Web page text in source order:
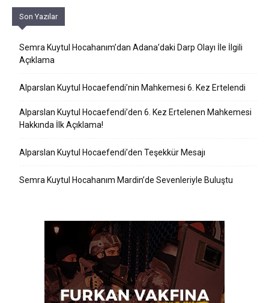
Son Yazılar
Semra Kuytul Hocahanım’dan Adana’daki Darp Olayı İle İlgili
Açıklama
Alparslan Kuytul Hocaefendi’nin Mahkemesi 6. Kez Ertelendi
Alparslan Kuytul Hocaefendi’den 6. Kez Ertelenen Mahkemesi
Hakkında İlk Açıklama!
Alparslan Kuytul Hocaefendi’den Teşekkür Mesajı
Semra Kuytul Hocahanım Mardin’de Sevenleriyle Buluştu